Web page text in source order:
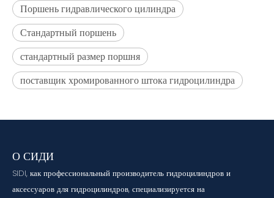
Поршень гидравлического цилиндра
Стандартный поршень
стандартный размер поршня
поставщик хромированного штока гидроцилиндра
О СИДИ
SIDI, как профессиональный производитель гидроцилиндров и
аксессуаров для гидроцилиндров, специализируется на